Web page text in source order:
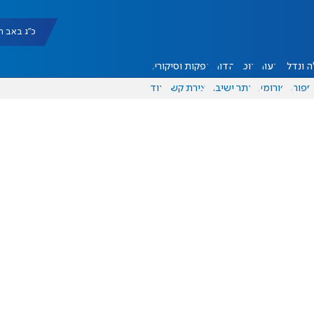
כ"ג באב תשפ"ו
ונדל"ן דעות אוכל יהדות הפקות וסיקורים
ספורט פורומים אתר ישיבה יצירת קשר עוד